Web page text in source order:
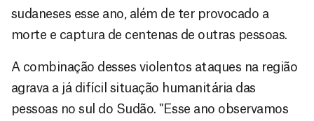
sudaneses esse ano, além de ter provocado a
morte e captura de centenas de outras pessoas.
A combinação desses violentos ataques na região
agrava a já difícil situação humanitária das
pessoas no sul do Sudão. "Esse ano observamos